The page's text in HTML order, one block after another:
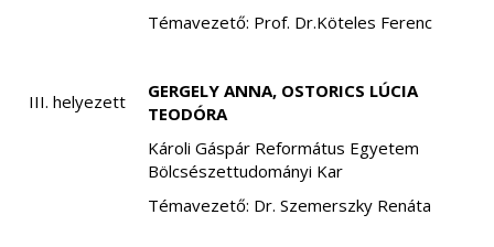
Témavezető: Prof. Dr.Köteles Ferenc
III. helyezett
GERGELY ANNA, OSTORICS LÚCIA
TEODÓRA
Károli Gáspár Református Egyetem
Bölcsészettudományi Kar
Témavezető: Dr. Szemerszky Renáta